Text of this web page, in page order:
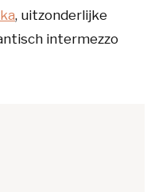
, uitzonderlijke
intermezzo